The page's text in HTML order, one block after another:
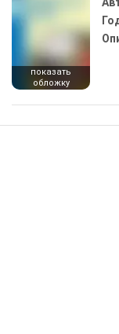
показать
обложку